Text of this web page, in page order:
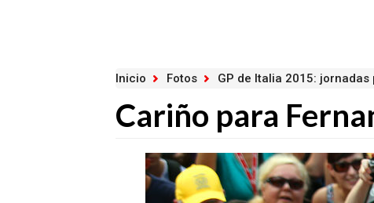
Inicio Fotos GP de Italia 2015: jornadas
Cariño para